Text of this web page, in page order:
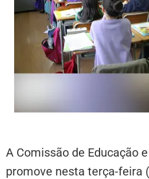
A Comissão de Educação
promove nesta terça-feira